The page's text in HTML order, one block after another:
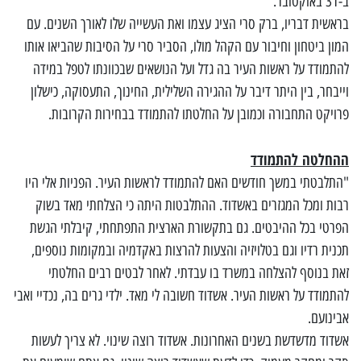
בראשית דבריו, ברק סרי הציג עצמו ואת העשייה שלו לאורך השנים. עם
המון ביטחון וחיבור עם הקהל מולו, הסביר סרי על הסיבות שהביאו אותו
להתמודד על ראשות העיר בה גדל ועל הנושאים שבכוונתו לטפל במידה
וייבחר, בין היתר דיבר על ההגירה השלילית, החינוך, התעסוקה, כישלון
פרויקט התחבורה וכמובן על החלטתו להתמודד בבחירות הקרובות.
ההחלטה להתמודד
"התלבטתי במשך חודשים האם להתמודד לראשות העיר. הפניות אלי היו
רבות ומכל המגזרים באשדוד. ההתלבטות היתה כי הצלחתי מאד בשוק
הפרטי בכל ההיבטים. גם בתקשורת הארצית התפתחתי, קיבלתי הגשת
תכנית רדיו וגם בטלויזיה והצעות להרצות באקדמיה ובמקומות נוספים,
זאת בנוסף להצלחה במשרד בו עבדתי. לאחר לבטים רבים החלטתי
להתמודד על ראשות העיר. אשדוד חשובה לי מאד. ילדי גרים בה, נכדיי ואבי
אבינועם.
אשדוד מדשדשת בשנים האחרונות. אשדוד רוצה שינוי. לא צריך לעשות